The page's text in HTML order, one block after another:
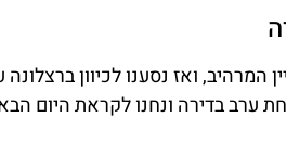
המרהיב, ואז נסענו לכיוון
ערב בדירה ונחנו לקראת היום